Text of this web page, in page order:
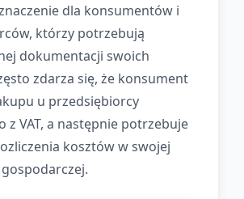
dla konsumentów i
którzy potrzebują
dokumentacji swoich
zdarza się, że konsument
u przedsiębiorcy
z VAT, a następnie potrzebuje
kosztów w swojej
gospodarczej.